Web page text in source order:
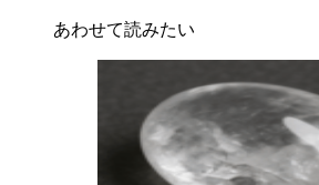
あわせて読みたい